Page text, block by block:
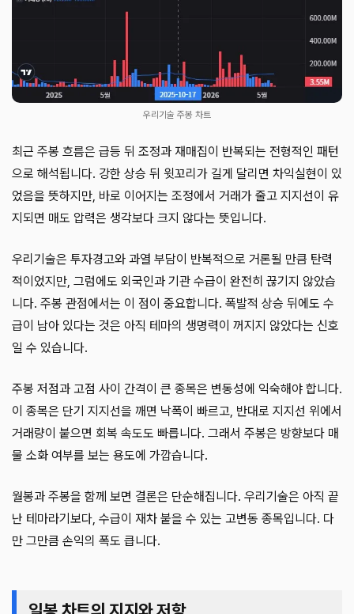
우리기술 주봉 차트
최근 주봉 흐름은 급등 뒤 조정과 재매집이 반복되는 전형적인 패턴
으로 해석됩니다. 강한 상승 뒤 윗꼬리가 길게 달리면 차익실현이 있
었음을 뜻하지만, 바로 이어지는 조정에서 거래가 줄고 지지선이 유
지되면 매도 압력은 생각보다 크지 않다는 뜻입니다.
우리기술은 투자경고와 과열 부담이 반복적으로 거론될 만큼 탄력
적이었지만, 그럼에도 외국인과 기관 수급이 완전히 끊기지 않았습
니다. 주봉 관점에서는 이 점이 중요합니다. 폭발적 상승 뒤에도 수
급이 남아 있다는 것은 아직 테마의 생명력이 꺼지지 않았다는 신호
일 수 있습니다.
주봉 저점과 고점 사이 간격이 큰 종목은 변동성에 익숙해야 합니다.
이 종목은 단기 지지선을 깨면 낙폭이 빠르고, 반대로 지지선 위에서
거래량이 붙으면 회복 속도도 빠릅니다. 그래서 주봉은 방향보다 매
물 소화 여부를 보는 용도에 가깝습니다.
월봉과 주봉을 함께 보면 결론은 단순해집니다. 우리기술은 아직 끝
난 테마라기보다, 수급이 재차 붙을 수 있는 고변동 종목입니다. 다
만 그만큼 손익의 폭도 큽니다.